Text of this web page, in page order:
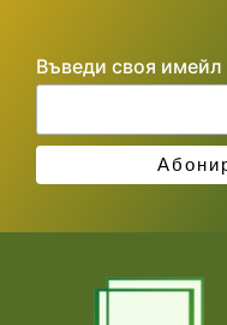
Въведи своя имейл